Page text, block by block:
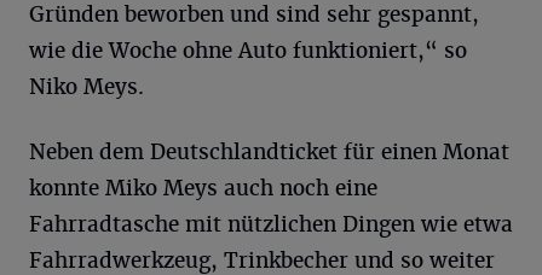
Gründen beworben und sind sehr gespannt,
wie die Woche ohne Auto funktioniert,“ so
Niko Meys.
Neben dem Deutschlandticket für einen Monat
konnte Miko Meys auch noch eine
Fahrradtasche mit nützlichen Dingen wie etwa
Fahrradwerkzeug, Trinkbecher und so weiter